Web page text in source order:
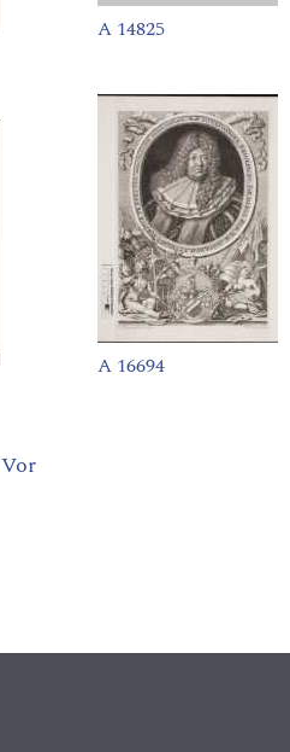
A 14825
A 16694
Vor